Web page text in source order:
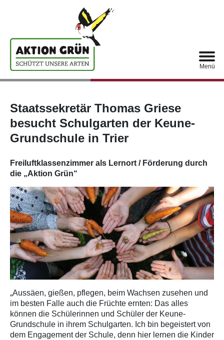
Menü
Staatssekretär Thomas Griese
besucht Schulgarten der Keune-
Grundschule in Trier
Freiluftklassenzimmer als Lernort / Förderung durch
die „Aktion Grün“
„Aussäen, gießen, pflegen, beim Wachsen zusehen und
im besten Falle auch die Früchte ernten: Das alles
können die Schülerinnen und Schüler der Keune-
Grundschule in ihrem Schulgarten. Ich bin begeistert von
dem Engagement der Schule, denn hier lernen die Kinder